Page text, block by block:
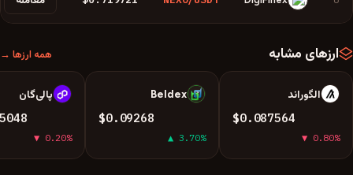
ارزهای مشابه همه ارزها →
A الگوراند
$0.087564
▼ 0.80%
B
Beldex
$0.09268
▲ 3.70%
P پالی‌گان
▼ 0.20%